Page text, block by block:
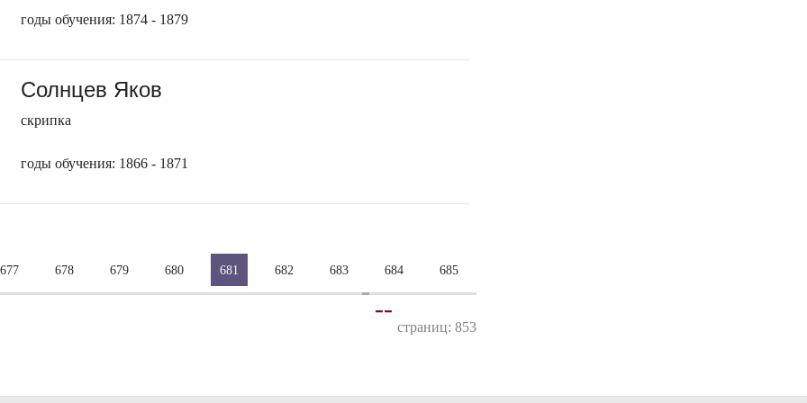
годы обучения: 1874 - 1879
Солнцев Яков
скрипка
годы обучения: 1866 - 1871
677 678 679 680 681 682 683 684 685
--
страниц: 853